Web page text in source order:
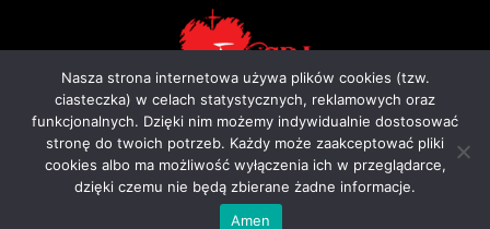
Projekt: Ewa Szałkowska
Nasza strona internetowa używa plików cookies (tzw.
ciasteczka) w celach statystycznych, reklamowych oraz
funkcjonalnych. Dzięki nim możemy indywidualnie dostosować
stronę do twoich potrzeb. Każdy może zaakceptować pliki
cookies albo ma możliwość wyłączenia ich w przeglądarce,
dzięki czemu nie będą zbierane żadne informacje.
Amen